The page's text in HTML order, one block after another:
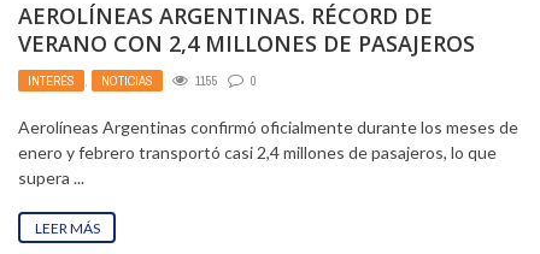
AEROLÍNEAS ARGENTINAS. RÉCORD DE
VERANO CON 2,4 MILLONES DE PASAJEROS
TRANSPORTADOS EN DOS MESES
INTERÉS NOTICIAS 1155 0
Aerolíneas Argentinas confirmó oficialmente durante los meses de
enero y febrero transportó casi 2,4 millones de pasajeros, lo que
supera ...
LEER MÁS